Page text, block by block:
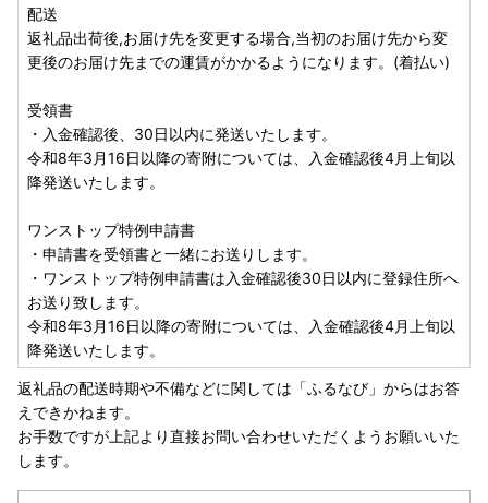
配送
返礼品出荷後,お届け先を変更する場合,当初のお届け先から変
更後のお届け先までの運賃がかかるようになります。(着払い)
受領書
・入金確認後、30日以内に発送いたします。
令和8年3月16日以降の寄附については、入金確認後4月上旬以
降発送いたします。
ワンストップ特例申請書
・申請書を受領書と一緒にお送りします。
・ワンストップ特例申請書は入金確認後30日以内に登録住所へ
お送り致します。
令和8年3月16日以降の寄附については、入金確認後4月上旬以
降発送いたします。
返礼品の配送時期や不備などに関しては「ふるなび」からはお答
えできかねます。
お手数ですが上記より直接お問い合わせいただくようお願いいた
します。